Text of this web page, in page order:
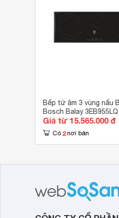
Bếp từ âm 3 vùng nấu
Bosch Balay 3EB955LQ
Giá từ 15.565.000 đ
Có 2 nơi bán